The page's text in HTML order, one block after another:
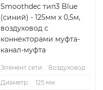
Smoothdec тип3 Blue
(синий) - 125мм х 0,5м,
воздуховод с
коннекторами муфта-
канал-муфта
Элемент сети:
Воздуховод
Диаметр.:
125 мм